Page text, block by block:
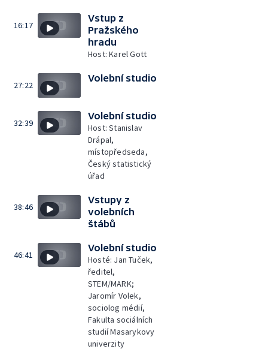
16:17
Vstup z
Pražského
hradu
Host: Karel Gott
27:22
Volební studio
32:39
Volební studio
Host: Stanislav
Drápal,
místopředseda,
Český statistický
úřad
38:46
Vstupy z
volebních
štábů
46:41
Volební studio
Hosté: Jan Tuček,
ředitel,
STEM/MARK;
Jaromír Volek,
sociolog médií,
Fakulta sociálních
studií Masarykovy
univerzity